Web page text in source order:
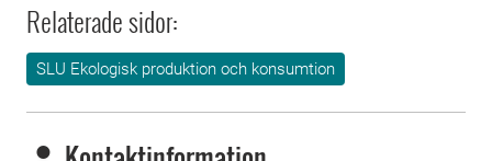
Relaterade sidor:
SLU Ekologisk produktion och konsumtion